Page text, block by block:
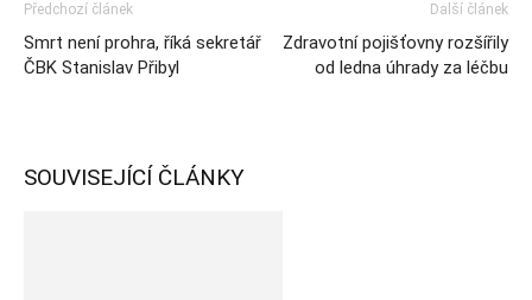
Předchozí článek
Smrt není prohra, říká sekretář
ČBK Stanislav Přibyl
Další článek
Zdravotní pojišťovny rozšířily
od ledna úhrady za léčbu
SOUVISEJÍCÍ ČLÁNKY